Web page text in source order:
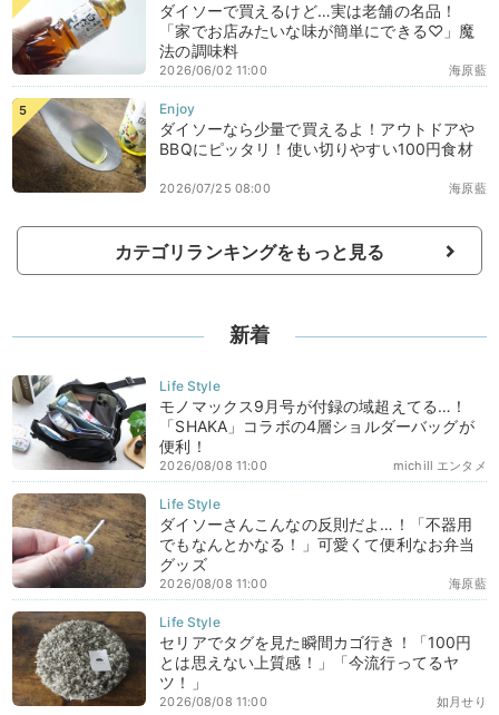
ダイソーで買えるけど…実は老舗の名品！
「家でお店みたいな味が簡単にできる♡」魔
法の調味料
海原藍
2026/06/02 11:00
ダイソーなら少量で買えるよ！アウトドアや
BBQにピッタリ！使い切りやすい100円食材
海原藍
2026/07/25 08:00
カテゴリランキングをもっと見る
新着
モノマックス9月号が付録の域超えてる…！
「SHAKA」コラボの4層ショルダーバッグが
便利！
michill エンタメ
2026/08/08 11:00
ダイソーさんこんなの反則だよ…！「不器用
でもなんとかなる！」可愛くて便利なお弁当
グッズ
海原藍
2026/08/08 11:00
セリアでタグを見た瞬間カゴ行き！「100円
とは思えない上質感！」「今流行ってるヤ
ツ！」
如月せり
2026/08/08 11:00